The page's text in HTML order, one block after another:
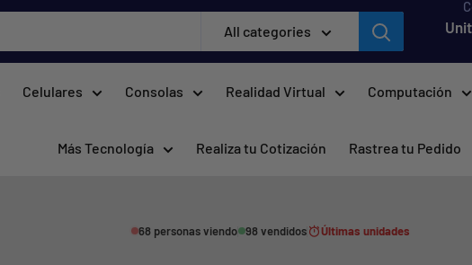
All categories
Celulares Consolas Realidad Virtual Computación
Más Tecnología Realiza tu Cotización Rastrea tu Pedido
68 personas viendo 98 vendidos Últimas unidades